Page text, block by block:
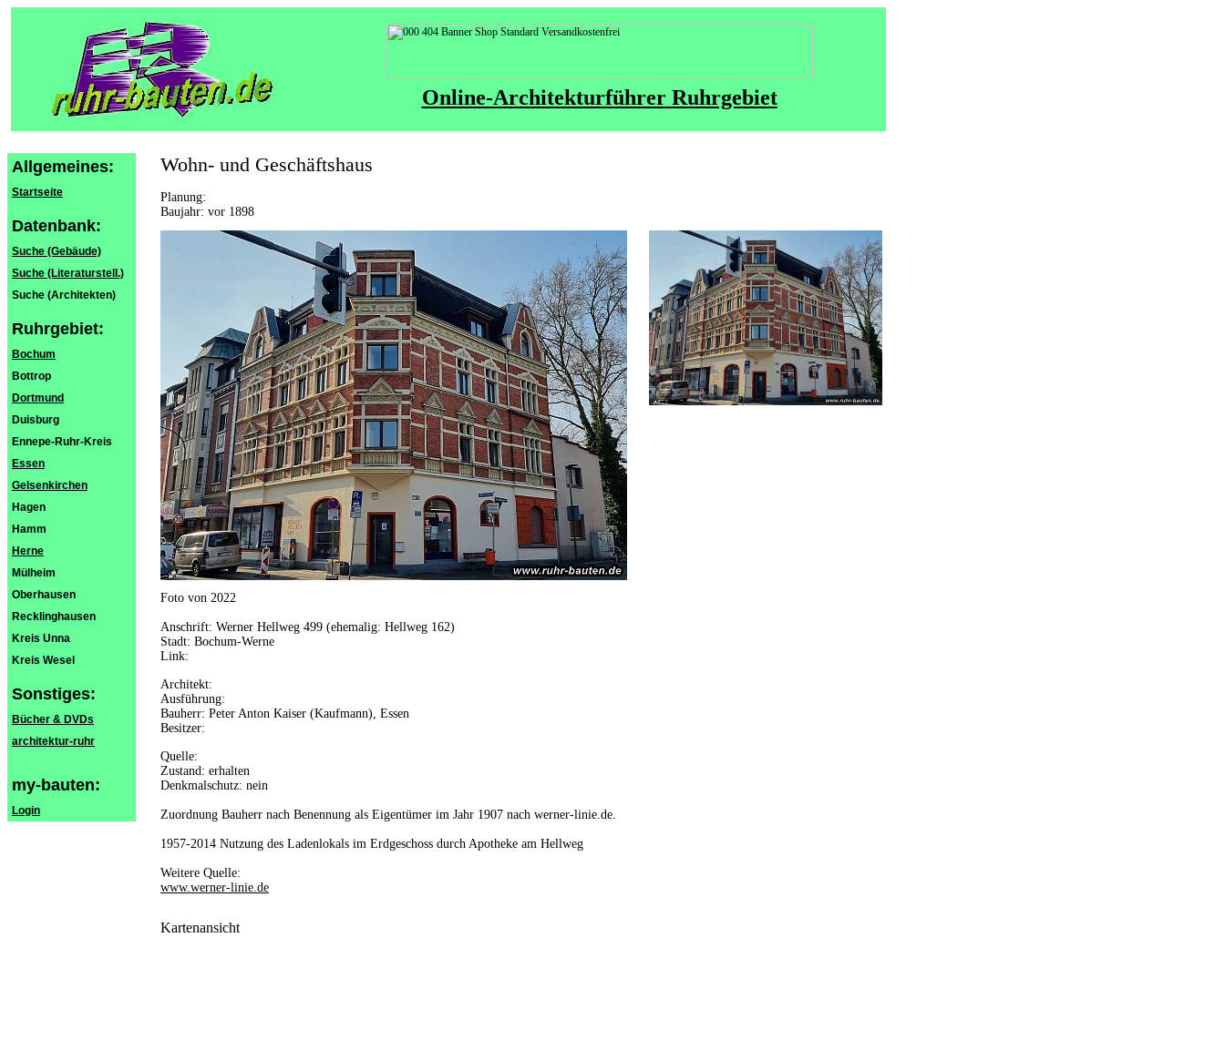
Online-Architekturführer Ruhrgebiet
Allgemeines:
Startseite
Datenbank:
Suche (Gebäude)
Suche (Literaturstell.)
Suche (Architekten)
Ruhrgebiet:
Bochum
Bottrop
Dortmund
Duisburg
Ennepe-Ruhr-Kreis
Essen
Gelsenkirchen
Hagen
Hamm
Herne
Mülheim
Oberhausen
Recklinghausen
Kreis Unna
Kreis Wesel
Sonstiges:
Bücher & DVDs
architektur-ruhr
my-bauten:
Login
Wohn- und Geschäftshaus
Planung:
Baujahr: vor 1898
Foto von 2022
Anschrift: Werner Hellweg 499 (ehemalig: Hellweg 162)
Stadt: Bochum-Werne
Link:
Architekt:
Ausführung:
Bauherr: Peter Anton Kaiser (Kaufmann), Essen
Besitzer:
Quelle:
Zustand: erhalten
Denkmalschutz: nein
Zuordnung Bauherr nach Benennung als Eigentümer im Jahr 1907 nach werner-linie.de.
1957-2014 Nutzung des Ladenlokals im Erdgeschoss durch Apotheke am Hellweg
Weitere Quelle:
www.werner-linie.de
Kartenansicht